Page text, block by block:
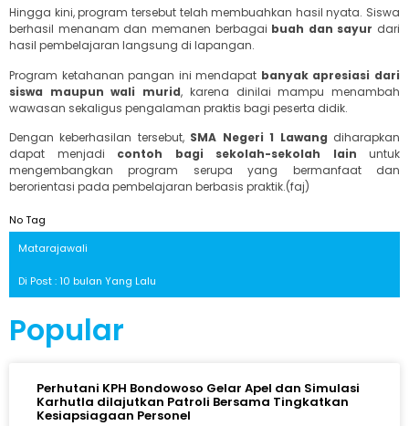
Hingga kini, program tersebut telah membuahkan hasil nyata. Siswa
berhasil menanam dan memanen berbagai buah dan sayur dari
hasil pembelajaran langsung di lapangan.
Program ketahanan pangan ini mendapat banyak apresiasi dari
siswa maupun wali murid, karena dinilai mampu menambah
wawasan sekaligus pengalaman praktis bagi peserta didik.
Dengan keberhasilan tersebut, SMA Negeri 1 Lawang diharapkan
dapat menjadi contoh bagi sekolah-sekolah lain untuk
mengembangkan program serupa yang bermanfaat dan
berorientasi pada pembelajaran berbasis praktik.(faj)
No Tag
Matarajawali
Di Post : 10 bulan Yang Lalu
Popular
Perhutani KPH Bondowoso Gelar Apel dan Simulasi
Karhutla dilajutkan Patroli Bersama Tingkatkan
Kesiapsiagaan Personel